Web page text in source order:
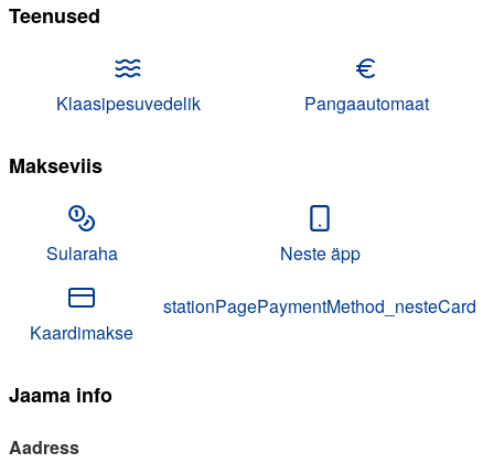
Teenused
Klaasipesuvedelik Pangaautomaat
Makseviis
Sularaha Neste äpp
Kaardimakse
stationPagePaymentMethod_nesteCard
Jaama info
Aadress